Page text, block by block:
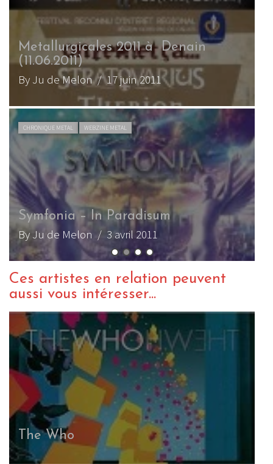
Stratovarius – Elysium
By Ju de Melon/ 7 janvier 2011
LIVE REPORT METAL WEBZINE METAL
Stratovarius à l’Élysée-Montmartre
(12.01.2010)
By tib / 17 janvier 2010
Ces artistes en relation peuvent
aussi vous intéresser...
The Who